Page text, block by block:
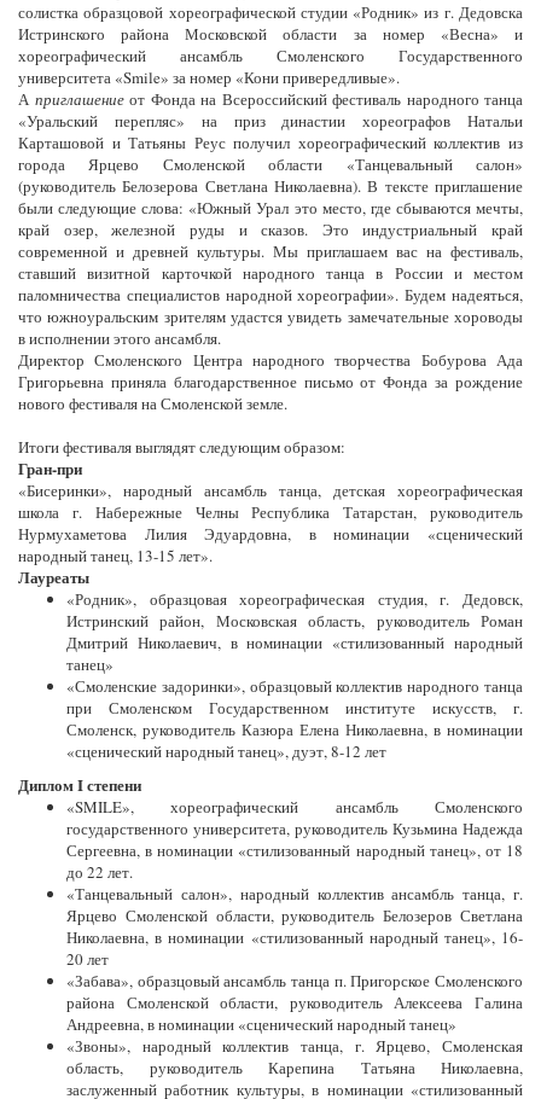
солистка образцовой хореографической студии «Родник» из г. Дедовска
Истринского района Московской области за номер «Весна» и
хореографический ансамбль Смоленского Государственного
университета «Smile» за номер «Кони привередливые».
А приглашение от Фонда на Всероссийский фестиваль народного танца
«Уральский перепляс» на приз династии хореографов Натальи
Карташовой и Татьяны Реус получил хореографический коллектив из
города Ярцево Смоленской области «Танцевальный салон»
(руководитель Белозерова Светлана Николаевна). В тексте приглашение
были следующие слова: «Южный Урал это место, где сбываются мечты,
край озер, железной руды и сказов. Это индустриальный край
современной и древней культуры. Мы приглашаем вас на фестиваль,
ставший визитной карточкой народного танца в России и местом
паломничества специалистов народной хореографии». Будем надеяться,
что южноуральским зрителям удастся увидеть замечательные хороводы
в исполнении этого ансамбля.
Директор Смоленского Центра народного творчества Бобурова Ада
Григорьевна приняла благодарственное письмо от Фонда за рождение
нового фестиваля на Смоленской земле.
Итоги фестиваля выглядят следующим образом:
Гран-при
«Бисеринки», народный ансамбль танца, детская хореографическая
школа г. Набережные Челны Республика Татарстан, руководитель
Нурмухаметова Лилия Эдуардовна, в номинации «сценический
народный танец, 13-15 лет».
Лауреаты
«Родник», образцовая хореографическая студия, г. Дедовск,
Истринский район, Московская область, руководитель Роман
Дмитрий Николаевич, в номинации «стилизованный народный
танец»
«Смоленские задоринки», образцовый коллектив народного танца
при Смоленском Государственном институте искусств, г.
Смоленск, руководитель Казюра Елена Николаевна, в номинации
«сценический народный танец», дуэт, 8-12 лет
Диплом I степени
«SMILE», хореографический ансамбль Смоленского
государственного университета, руководитель Кузьмина Надежда
Сергеевна, в номинации «стилизованный народный танец», от 18
до 22 лет.
«Танцевальный салон», народный коллектив ансамбль танца, г.
Ярцево Смоленской области, руководитель Белозеров Светлана
Николаевна, в номинации «стилизованный народный танец», 16-
20 лет
«Забава», образцовый ансамбль танца п. Пригорское Смоленского
района Смоленской области, руководитель Алексеева Галина
Андреевна, в номинации «сценический народный танец»
«Звоны», народный коллектив танца, г. Ярцево, Смоленская
область, руководитель Карепина Татьяна Николаевна,
заслуженный работник культуры, в номинации «стилизованный